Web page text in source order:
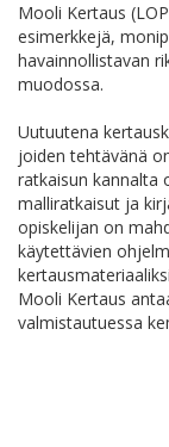
Mooli Kertaus
esimerkkejä,
havainnollistavan
muodossa.
Uutuutena
joiden tehtävänä
ratkaisun kannalta
malliratkaisut ja
opiskelijan on
käytettävien
Mooli Kertaus
valmistautuessa